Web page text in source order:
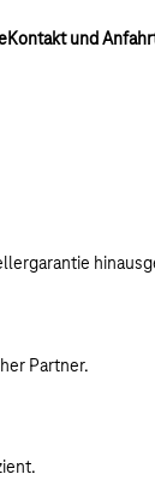
Kontakt und
Partner.